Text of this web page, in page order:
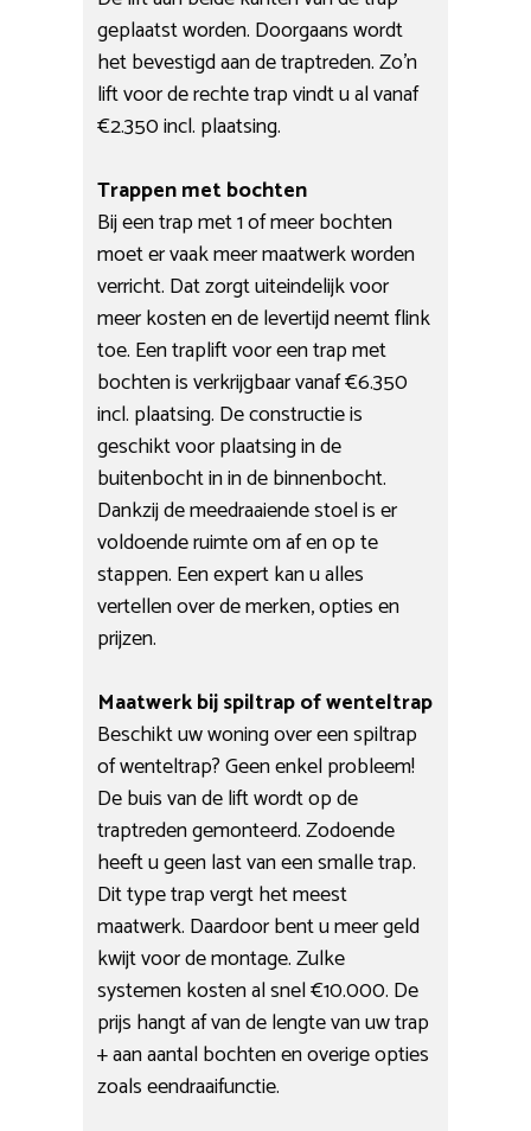
geplaatst worden. Doorgaans wordt
het bevestigd aan de traptreden. Zo’n
lift voor de rechte trap vindt u al vanaf
€2.350 incl. plaatsing.
Trappen met bochten
Bij een trap met 1 of meer bochten
moet er vaak meer maatwerk worden
verricht. Dat zorgt uiteindelijk voor
meer kosten en de levertijd neemt flink
toe. Een traplift voor een trap met
bochten is verkrijgbaar vanaf €6.350
incl. plaatsing. De constructie is
geschikt voor plaatsing in de
buitenbocht in in de binnenbocht.
Dankzij de meedraaiende stoel is er
voldoende ruimte om af en op te
stappen. Een expert kan u alles
vertellen over de merken, opties en
prijzen.
Maatwerk bij spiltrap of wenteltrap
Beschikt uw woning over een spiltrap
of wenteltrap? Geen enkel probleem!
De buis van de lift wordt op de
traptreden gemonteerd. Zodoende
heeft u geen last van een smalle trap.
Dit type trap vergt het meest
maatwerk. Daardoor bent u meer geld
kwijt voor de montage. Zulke
systemen kosten al snel €10.000. De
prijs hangt af van de lengte van uw trap
+ aan aantal bochten en overige opties
zoals eendraaifunctie.